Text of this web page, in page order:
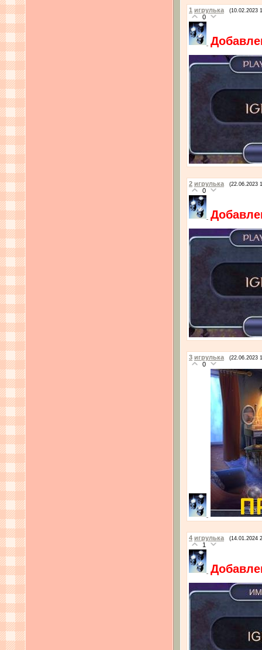
1 игрулька (10.02.2023
0
2 игрулька (22.06.2023
0
3 игрулька (22.06.2023
0
4 игрулька (14.01.2024
1